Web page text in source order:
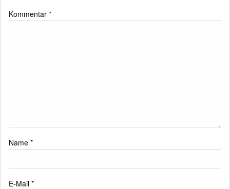
Kommentar *
Name *
E-Mail *